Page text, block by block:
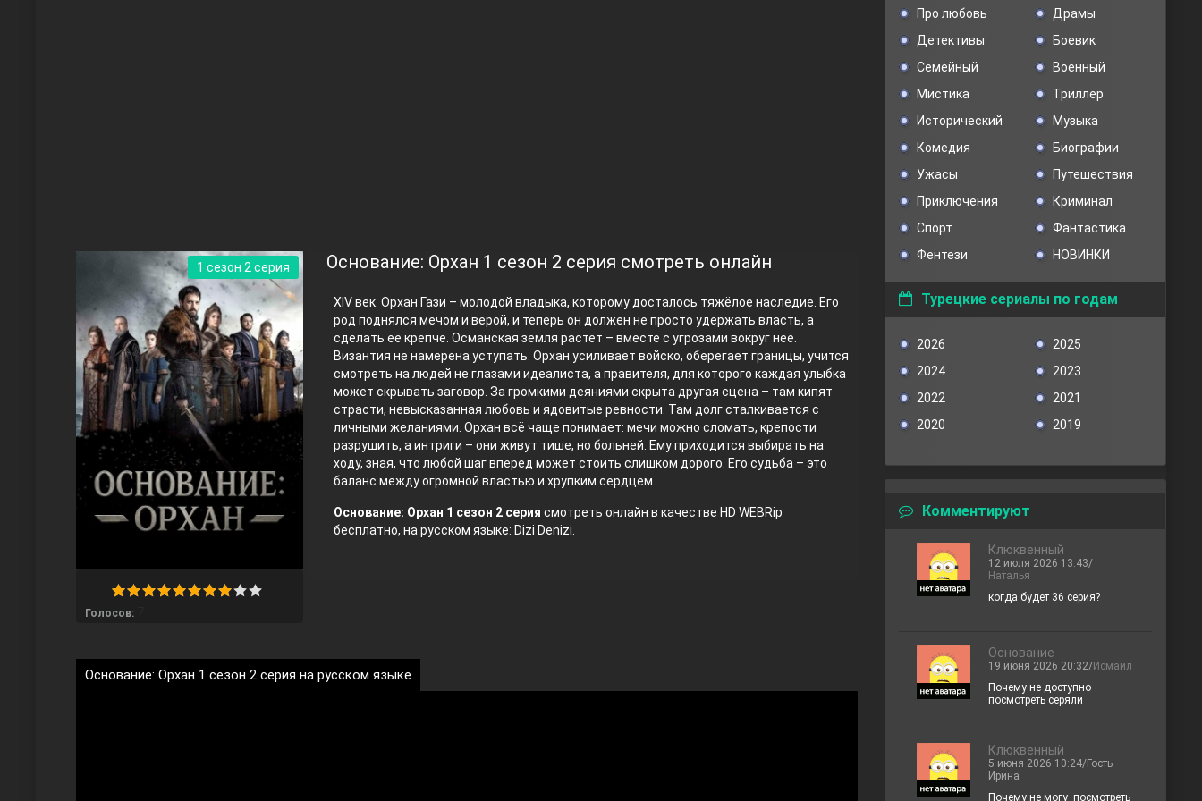
Правосyдие
Любовь напрокат
Основание: Орхан 1 сезон 2 серия смотреть онлайн
XIV век. Орхан Гази – молодой владыка, которому досталось тяжёлое наследие. Его
род поднялся мечом и верой, и теперь он должен не просто удержать власть, а
сделать её крепче. Османская земля растёт – вместе с угрозами вокруг неё.
Византия не намерена уступать. Орхан усиливает войско, оберегает границы, учится
смотреть на людей не глазами идеалиста, а правителя, для которого каждая улыбка
может скрывать заговор. За громкими деяниями скрыта другая сцена – там кипят
страсти, невысказанная любовь и ядовитые ревности. Там долг сталкивается с
личными желаниями. Орхан всё чаще понимает: мечи можно сломать, крепости
разрушить, а интриги – они живут тише, но больней. Ему приходится выбирать на
ходу, зная, что любой шаг вперед может стоить слишком дорого. Его судьба – это
баланс между огромной властью и хрупким сердцем.
Основание: Орхан 1 сезон 2 серия смотреть онлайн в качестве HD WEBRip
бесплатно, на русском языке: Dizi Denizi.
Голосов:
1 сезон 2 серия
Основание: Орхан 1 сезон 2 серия на русском языке
Про любовь
Драмы
Детективы
Боевик
Семейный
Военный
Мистика
Триллер
Исторический
Музыка
Комедия
Биографии
Ужасы
Путешествия
Приключения
Криминал
Спорт
Фантастика
Фентези
НОВИНКИ
Турецкие сериалы по годам
2026
2025
2024
2023
2022
2021
2020
2019
Комментируют
Клюквенный
12 июля 2026 13:43/
Наталья
когда будет 36 серия?
Основание
19 июня 2026 20:32/Исмаил
Почему не доступно
посмотреть серяли
Клюквенный
5 июня 2026 10:24/Гость
Ирина
Почему не могу посмотреть